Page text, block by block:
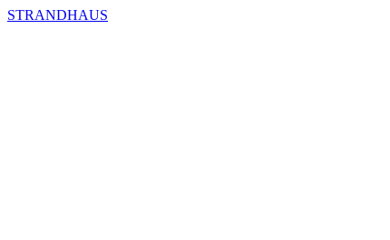
STRANDHAUS